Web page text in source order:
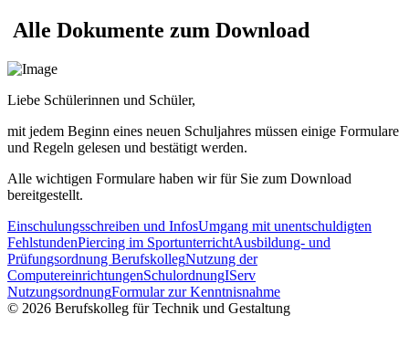
Alle Dokumente zum Download
Liebe Schülerinnen und Schüler,
mit jedem Beginn eines neuen Schuljahres müssen einige Formulare
und Regeln gelesen und bestätigt werden.
Alle wichtigen Formulare haben wir für Sie zum Download
bereitgestellt.
Einschulungsschreiben und InfosUmgang mit unentschuldigten
FehlstundenPiercing im SportunterrichtAusbildung- und
Prüfungsordnung BerufskollegNutzung der
ComputereinrichtungenSchulordnungIServ
NutzungsordnungFormular zur Kenntnisnahme
© 2026 Berufskolleg für Technik und Gestaltung